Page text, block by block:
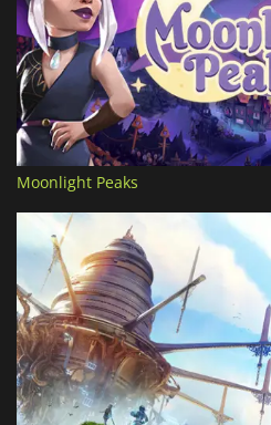
Moonlight Peaks